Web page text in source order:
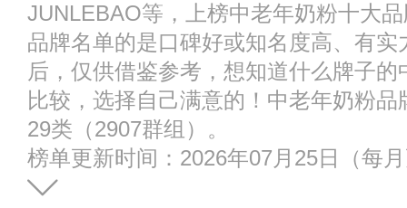
JUNLEBAO等，上榜中老年奶粉十大
品牌名单的是口碑好或知名度高、有
后，仅供借鉴参考，想知道什么牌子
比较，选择自己满意的！中老年奶粉
29类（2907群组）。
榜单更新时间：2026年07月25日（每